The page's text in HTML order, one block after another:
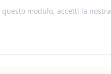
modulo, accetti la nostra